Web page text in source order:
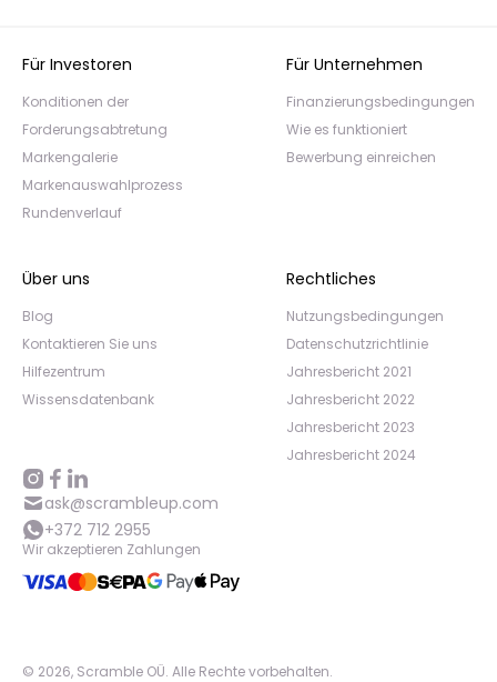
Für Investoren
Konditionen der
Forderungsabtretung
Markengalerie
Markenauswahlprozess
Rundenverlauf
Für Unternehmen
Finanzierungsbedingungen
Wie es funktioniert
Bewerbung einreichen
Über uns
Blog
Kontaktieren Sie uns
Hilfezentrum
Wissensdatenbank
Rechtliches
Nutzungsbedingungen
Datenschutzrichtlinie
Jahresbericht 2021
Jahresbericht 2022
Jahresbericht 2023
Jahresbericht 2024
ask@scrambleup.com
+372 712 2955
Wir akzeptieren Zahlungen
© 2026, Scramble OÜ. Alle Rechte vorbehalten.